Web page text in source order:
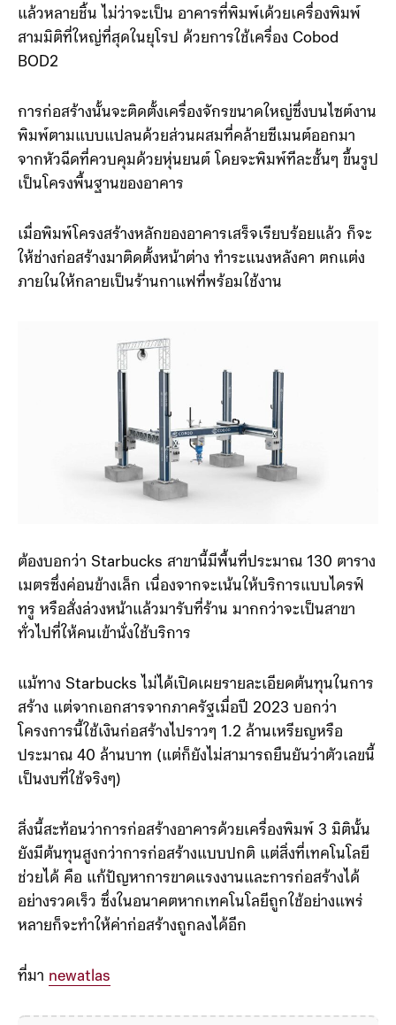
แล้วหลายชิ้น ไม่ว่าจะเป็น อาคารที่พิมพ์เด้วยเครื่องพิมพ์
สามมิติที่ใหญ่ที่สุดในยุโรป ด้วยการใช้เครื่อง Cobod
BOD2
การก่อสร้างนั้นจะติดตั้งเครื่องจักรขนาดใหญ่ซึ่งบนไซต์งาน
พิมพ์ตามแบบแปลนด้วยส่วนผสมที่คล้ายซีเมนต์ออกมา
จากหัวฉีดที่ควบคุมด้วยหุ่นยนต์ โดยจะพิมพ์ทีละชั้นๆ ขึ้นรูป
เป็นโครงพื้นฐานของอาคาร
เมื่อพิมพ์โครงสร้างหลักของอาคารเสร็จเรียบร้อยแล้ว ก็จะ
ให้ช่างก่อสร้างมาติดตั้งหน้าต่าง ทำระแนงหลังคา ตกแต่ง
ภายในให้กลายเป็นร้านกาแฟที่พร้อมใช้งาน
ต้องบอกว่า Starbucks สาขานี้มีพื้นที่ประมาณ 130 ตาราง
เมตรซึ่งค่อนข้างเล็ก เนื่องจากจะเน้นให้บริการแบบไดรฟ์
ทรู หรือสั่งล่วงหน้าแล้วมารับที่ร้าน มากกว่าจะเป็นสาขา
ทั่วไปที่ให้คนเข้านั่งใช้บริการ
แม้ทาง Starbucks ไม่ได้เปิดเผยรายละเอียดต้นทุนในการ
สร้าง แต่จากเอกสารจากภาครัฐเมื่อปี 2023 บอกว่า
โครงการนี้ใช้เงินก่อสร้างไปราวๆ 1.2 ล้านเหรียญหรือ
ประมาณ 40 ล้านบาท (แต่ก็ยังไม่สามารถยืนยันว่าตัวเลขนี้
เป็นงบที่ใช้จริงๆ)
สิ่งนี้สะท้อนว่าการก่อสร้างอาคารด้วยเครื่องพิมพ์ 3 มิตินั้น
ยังมีต้นทุนสูงกว่าการก่อสร้างแบบปกติ แต่สิ่งที่เทคโนโลยี
ช่วยได้ คือ แก้ปัญหาการขาดแรงงานและการก่อสร้างได้
อย่างรวดเร็ว ซึ่งในอนาคตหากเทคโนโลยีถูกใช้อย่างแพร่
หลายก็จะทำให้ค่าก่อสร้างถูกลงได้อีก
ที่มา newatlas